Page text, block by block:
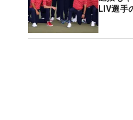
LIV選手